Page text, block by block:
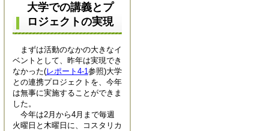
大学での講義とプ
ロジェクトの実現
まずは活動のなかの大きなイ
ベントとして、昨年は実現でき
なかった(レポート4-1参照)大学
との連携プロジェクトを、今年
は無事に実施することができま
した。
今年は2月から4月まで毎週
火曜日と木曜日に、コスタリカ